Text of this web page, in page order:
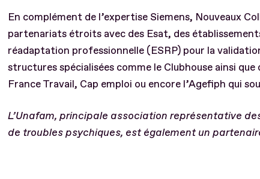
En complément de l’expertise Siemens, Nouveaux
partenariats étroits avec des Esat, des
réadaptation professionnelle (ESRP) pour la
structures spécialisées comme le Clubhouse ainsi que
France Travail, Cap emploi ou encore l’Agefiph qui
L’Unafam, principale association représentative
de troubles psychiques, est également un